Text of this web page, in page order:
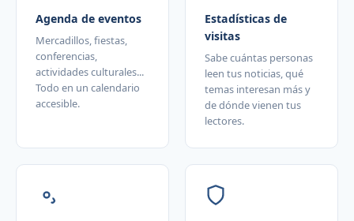
Agenda de eventos
Mercadillos, fiestas,
conferencias,
actividades culturales...
Todo en un calendario
accesible.
Estadísticas de
visitas
Sabe cuántas personas
leen tus noticias, qué
temas interesan más y
de dónde vienen tus
lectores.